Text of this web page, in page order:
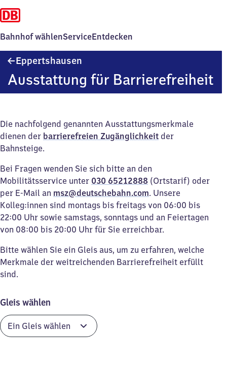
Bahnhof wählenServiceEntdecken
Eppertshausen
Ausstattung für Barrierefreiheit
Die nachfolgend genannten Ausstattungsmerkmale
dienen der barrierefreien Zugänglichkeit der
Bahnsteige.
Bei Fragen wenden Sie sich bitte an den
Mobilitätsservice unter 030 65212888 (Ortstarif) oder
per E-Mail an msz@deutschebahn.com. Unsere
Kolleg:innen sind montags bis freitags von 06:00 bis
22:00 Uhr sowie samstags, sonntags und an Feiertagen
von 08:00 bis 20:00 Uhr für Sie erreichbar.
Bitte wählen Sie ein Gleis aus, um zu erfahren, welche
Merkmale der weitreichenden Barrierefreiheit erfüllt
sind.
Gleis wählen